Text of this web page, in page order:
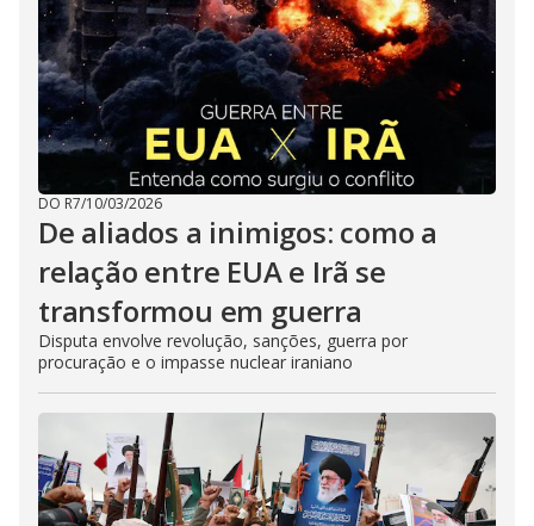
DO R7/10/03/2026
De aliados a inimigos: como a
relação entre EUA e Irã se
transformou em guerra
Disputa envolve revolução, sanções, guerra por
procuração e o impasse nuclear iraniano